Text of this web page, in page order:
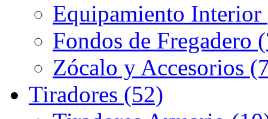
Equipamiento Interior
Fondos de Fregadero
Zócalo y Accesorios
Tiradores (52)